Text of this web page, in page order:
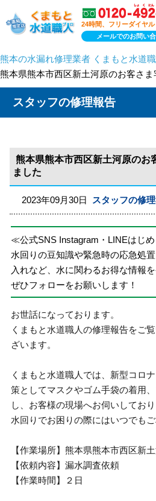
24時間、フリーダイヤル
メールでのお問い
熊本の水漏れ修理業者 くまもと水道職
熊本県熊本市西区新土河原のお客さ
スタッフの修理報告
熊本県熊本市西区新土河原のお
ました
2023年09月30日 スタッフの修
≪公式SNS Instagram・LINEはじ
水回りの豆知識や緊急時の応急処
入れなど、水に関わるお得な情報
ぜひフォローをお願いします！
お世話になっております。
くまもと水道職人の修理報告をご
ざいます。
くまもと水道職人では、新型コロ
策としてマスクやゴム手袋の着用
し、お客様の現場へお伺いしており
水回りでお困りの際にはいつでもご
【作業場所】熊本県熊本市西区新
【依頼内容】漏水調査依頼
【作業時間】２日